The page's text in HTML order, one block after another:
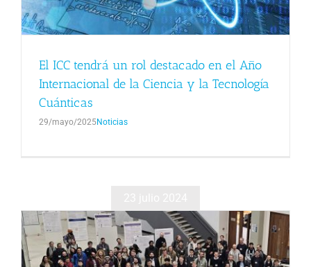
El ICC tendrá un rol destacado en el Año
Internacional de la Ciencia y la Tecnología
Cuánticas
29/mayo/2025 Noticias